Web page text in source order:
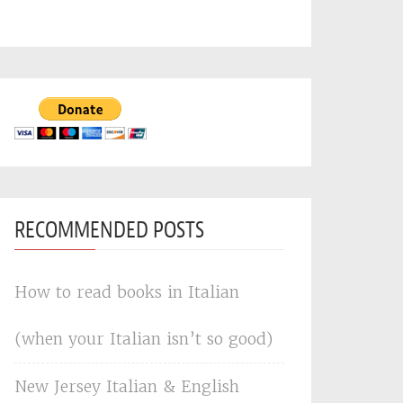
RECOMMENDED POSTS
How to read books in Italian
(when your Italian isn’t so good)
New Jersey Italian & English